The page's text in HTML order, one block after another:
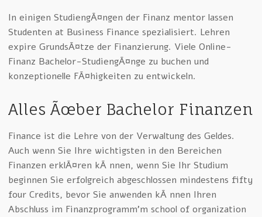
In einigen StudiengÃ¤ngen der Finanz mentor lassen
Studenten at Business Finance spezialisiert. Lehren
expire GrundsÃ¤tze der Finanzierung. Viele Online-
Finanz Bachelor-StudiengÃ¤nge zu buchen und
konzeptionelle FÃ¤higkeiten zu entwickeln.
Alles Ãœber Bachelor Finanzen
Finance ist die Lehre von der Verwaltung des Geldes.
Auch wenn Sie Ihre wichtigsten in den Bereichen
Finanzen erklÃ¤ren kÃ¶nnen, wenn Sie Ihr Studium
beginnen Sie erfolgreich abgeschlossen mindestens fifty
four Credits, bevor Sie anwenden kÃ¶nnen Ihren
Abschluss im Finanzprogramm’m school of organization